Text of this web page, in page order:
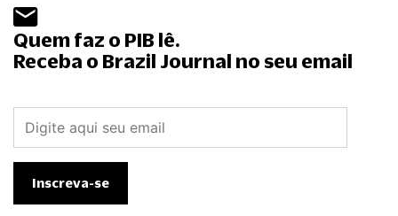
Quem faz o PIB lê.
Receba o Brazil Journal no seu email